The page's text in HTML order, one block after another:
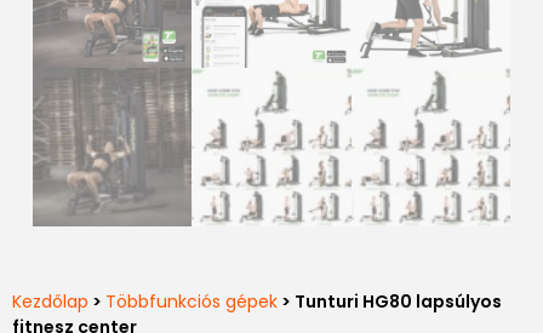
Kezdőlap > Többfunkciós gépek > Tunturi HG80 lapsúlyos
fitnesz center